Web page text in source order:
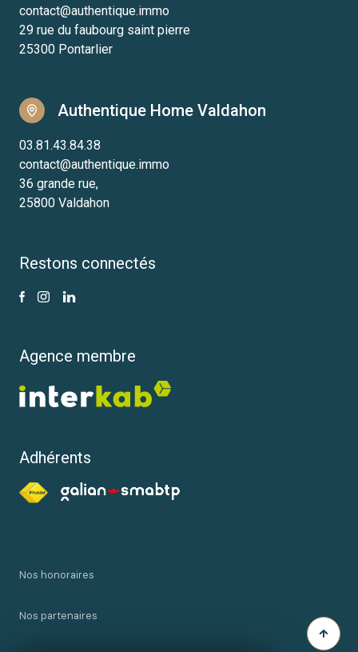
contact@authentique.immo
29 rue du faubourg saint pierre
25300 Pontarlier
Authentique Home Valdahon
03.81.43.84.38
contact@authentique.immo
36 grande rue,
25800 Valdahon
Restons connectés
Agence membre
Adhérents
Nos honoraires
Nos partenaires